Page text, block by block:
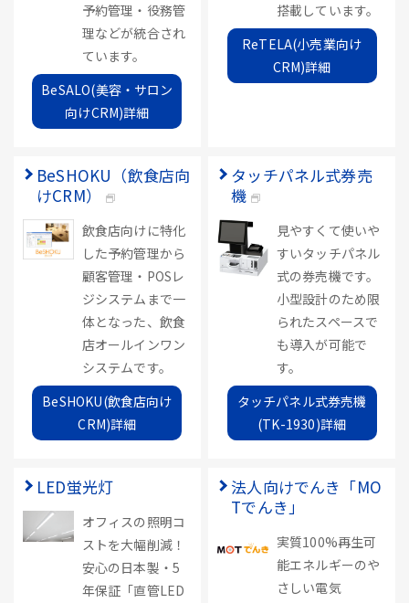
予約管理・役務管
理などが統合され
ています。
BeSALO(美容・サロン
向けCRM)詳細
搭載しています。
ReTELA(小売業向け
CRM)詳細
BeSHOKU（飲食店向
けCRM）
飲食店向けに特化
した予約管理から
顧客管理・POSレ
ジシステムまで一
体となった、飲食
店オールインワン
システムです。
BeSHOKU(飲食店向け
CRM)詳細
タッチパネル式券売
機
見やすくて使いや
すいタッチパネル
式の券売機です。
小型設計のため限
られたスペースで
も導入が可能で
す。
タッチパネル式券売機
(TK-1930)詳細
LED蛍光灯
オフィスの照明コ
ストを大幅削減！
安心の日本製・5
年保証「直管LED
法人向けでんき「MO
Tでんき」
実質100%再生可
能エネルギーのや
さしい電気